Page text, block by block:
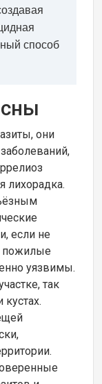
способ
они
лихорадка.
если не
пожилые
уязвимы.
так